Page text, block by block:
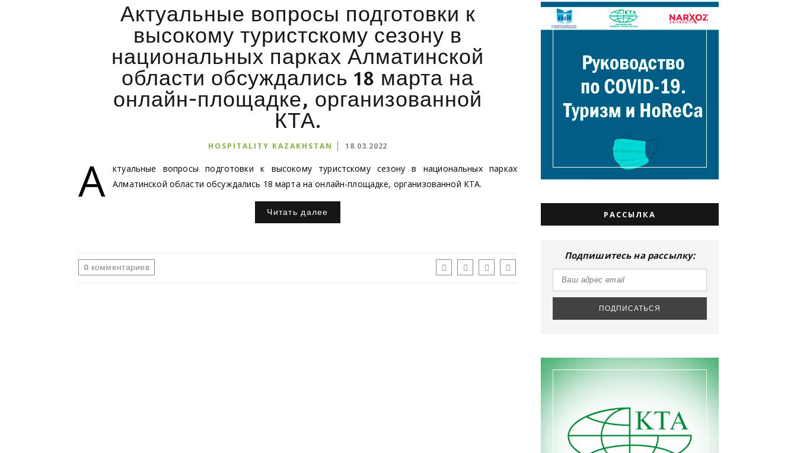
Актуальные вопросы подготовки к
высокому туристскому сезону в
национальных парках Алматинской
области обсуждались 18 марта на
онлайн-площадке, организованной
КТА.
HOSPITALITY KAZAKHSTAN 18.03.2022
А
ктуальные вопросы подготовки к высокому туристскому сезону в национальных парках
Алматинской области обсуждались 18 марта на онлайн-площадке, организованной КТА.
Читать далее
0 комментариев
РАССЫЛКА
Подпишитесь на рассылку: